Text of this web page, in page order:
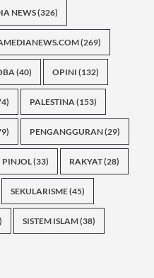
NEWS(326)
(269)
(40) OPINI (132)
PALESTINA(153)
PENGANGGURAN(29)
PINJOL(33) RAKYAT(28)
SEKULARISME(45)
SISTEM ISLAM(38)